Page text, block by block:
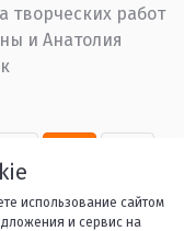
творческих работ
и Анатолия
использование сайтом
и сервис на